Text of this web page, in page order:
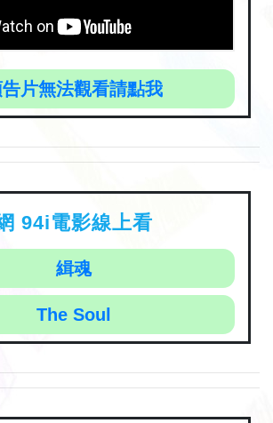
片無法觀看請點我
94i電影線上看
緝魂
The Soul